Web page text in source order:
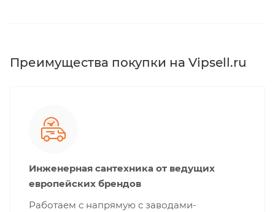
Преимущества покупки на Vipsell.ru
Инженерная сантехника от ведущих
европейских брендов
Работаем с напрямую с заводами-